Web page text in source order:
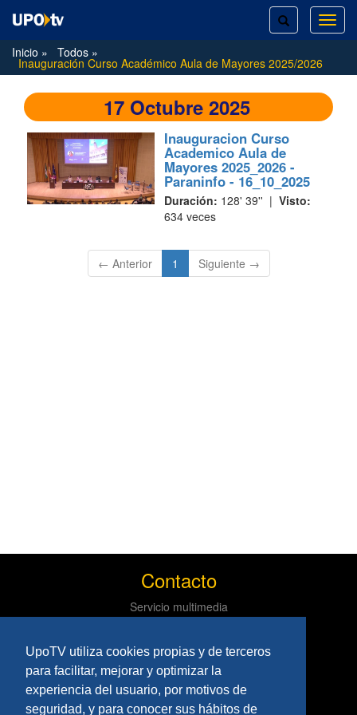
UpoTV utiliza cookies propias y de terceros
para facilitar, mejorar y optimizar la
experiencia del usuario, por motivos de
seguridad, y para conocer sus hábitos de
TOGGLE
SEARCH
Inicio
Todos
Inauguración Curso Académico Aula de Mayores 2025/2026
17 Octubre 2025
Inauguracion Curso
Academico Aula de
Mayores 2025_2026 -
Paraninfo - 16_10_2025
Duración: 128' 39'' | Visto:
634 veces
← Anterior 1 (current)
Siguiente →
Contacto
Servicio multimedia
Políticas
Aviso Legal